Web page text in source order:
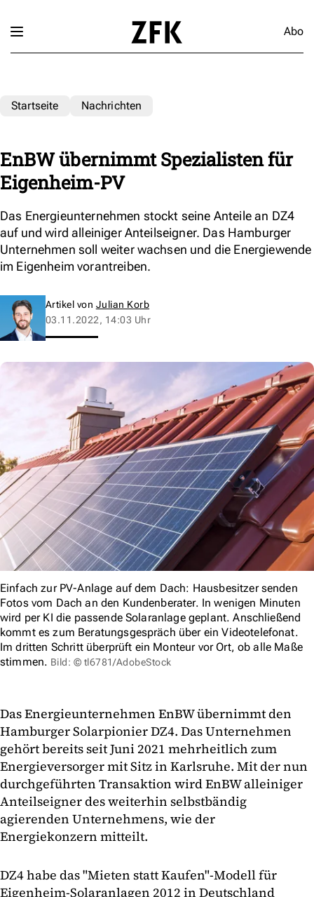
Abo
Startseite Nachrichten
EnBW übernimmt Spezialisten für
Eigenheim-PV
Das Energieunternehmen stockt seine Anteile an DZ4
auf und wird alleiniger Anteilseigner. Das Hamburger
Unternehmen soll weiter wachsen und die Energie­wende
im Eigenheim vorantreiben.
Artikel von Julian Korb
03.11.2022, 14:03 Uhr
Einfach zur PV-Anlage auf dem Dach: Hausbesitzer senden
Fotos vom Dach an den Kundenberater. In wenigen Minuten
wird per KI die passende Solaranlage geplant. Anschließend
kommt es zum Beratungsgespräch über ein Videotelefonat.
Im dritten Schritt überprüft ein Monteur vor Ort, ob alle Maße
stimmen. Bild: © tl6781/AdobeStock
Das Energieunternehmen EnBW übernimmt den
Hamburger Solarpionier DZ4. Das Unternehmen
gehört bereits seit Juni 2021 mehrheitlich zum
Energieversorger mit Sitz in Karlsruhe. Mit der nun
durchgeführten Transaktion wird EnBW alleiniger
Anteilseigner des weiterhin selbstbändig
agierenden Unternehmens, wie der
Energiekonzern mitteilt.
DZ4 habe das "Mieten statt Kaufen"-Modell für
Eigenheim-Solaranlagen 2012 in Deutschland